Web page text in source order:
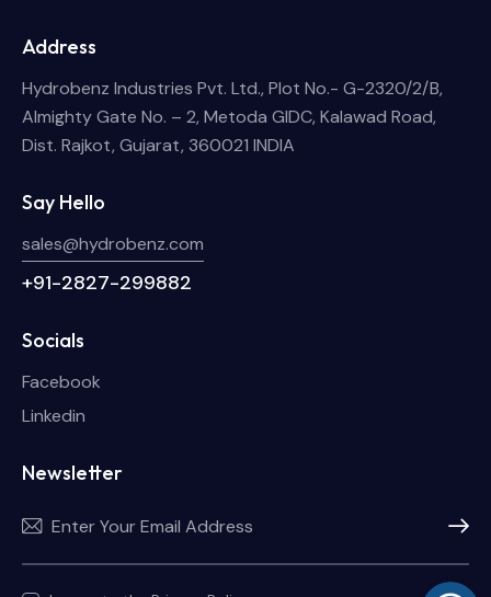
Address
Hydrobenz Industries Pvt. Ltd., Plot No.- G-2320/2/B,
Almighty Gate No. – 2, Metoda GIDC, Kalawad Road,
Dist. Rajkot, Gujarat, 360021 INDIA
Say Hello
sales@hydrobenz.com
+91-2827-299882
Socials
Facebook
Linkedin
Newsletter